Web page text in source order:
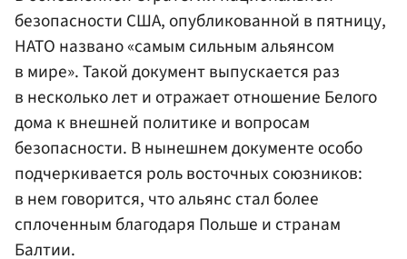
безопасности США, опубликованной в пятницу,
НАТО названо «самым сильным альянсом
в мире». Такой документ выпускается раз
в несколько лет и отражает отношение Белого
дома к внешней политике и вопросам
безопасности. В нынешнем документе особо
подчеркивается роль восточных союзников:
в нем говорится, что альянс стал более
сплоченным благодаря Польше и странам
Балтии.